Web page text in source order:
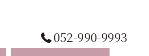
052-990-9993